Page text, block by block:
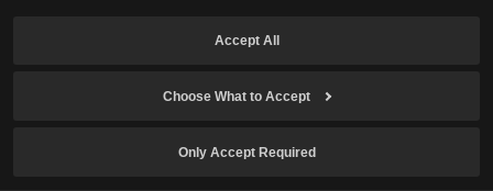
Accept All
Choose What to Accept
Only Accept Required
- -
- - - 10개